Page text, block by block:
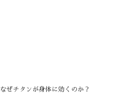
なぜチタンが身体に効くのか？